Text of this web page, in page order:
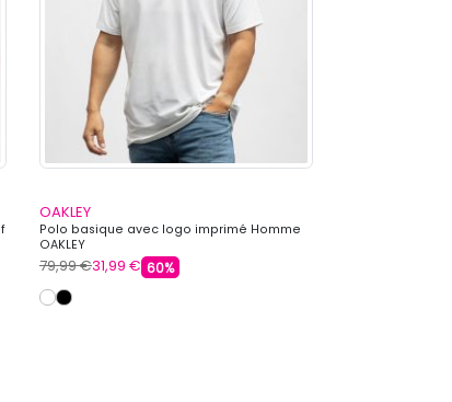
OAKLEY
Polo basique avec logo imprimé Homme
OAKLEY
79,99 €31,99 € 60%